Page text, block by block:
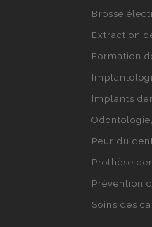
Brosse
Extraction
Formation
Implants
Odontologie
Peur du
Prothèse
Prévention
Soins des